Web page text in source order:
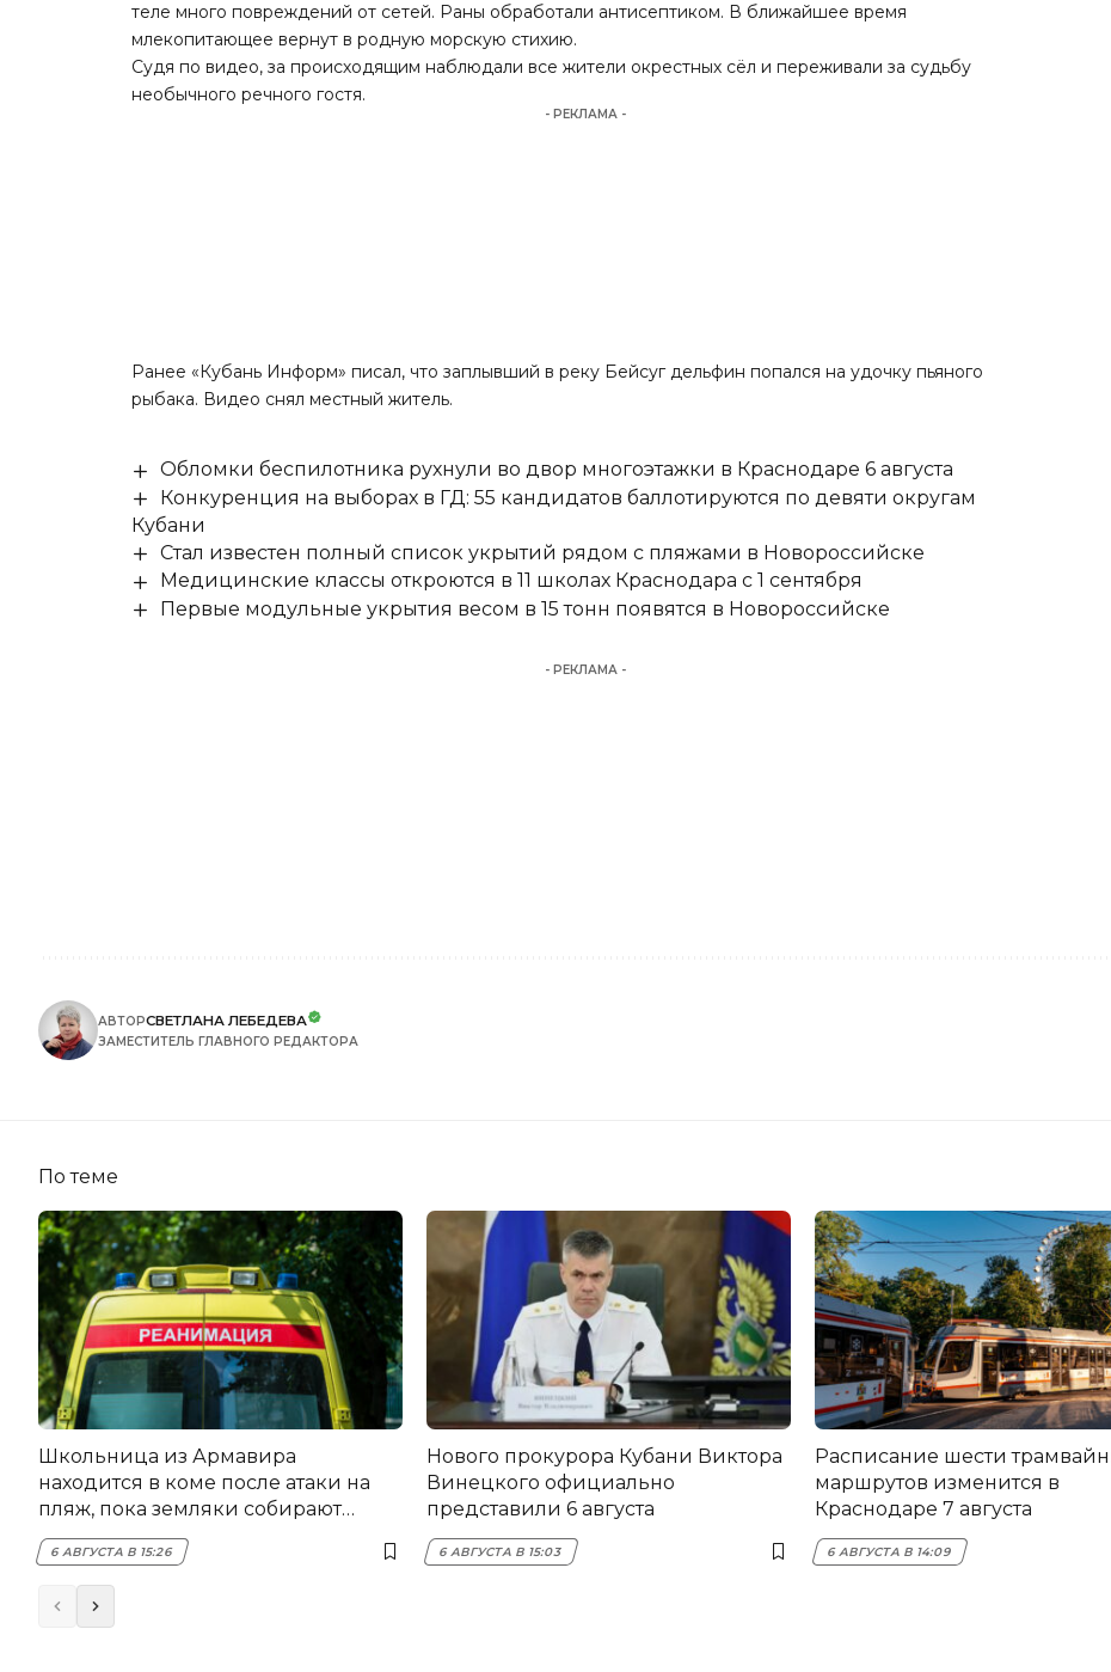
теле много повреждений от сетей. Раны обработали антисептиком. В ближайшее время
млекопитающее вернут в родную морскую стихию.
Судя по видео, за происходящим наблюдали все жители окрестных сёл и переживали за судьбу
необычного речного гостя.
- РЕКЛАМА -
Ранее «Кубань Информ» писал, что заплывший в реку Бейсуг дельфин попался на удочку пьяного
рыбака. Видео снял местный житель.
Обломки беспилотника рухнули во двор многоэтажки в Краснодаре 6 августа
Конкуренция на выборах в ГД: 55 кандидатов баллотируются по девяти округам
Кубани
Стал известен полный список укрытий рядом с пляжами в Новороссийске
Медицинские классы откроются в 11 школах Краснодара с 1 сентября
Первые модульные укрытия весом в 15 тонн появятся в Новороссийске
- РЕКЛАМА -
АВТОРСВЕТЛАНА ЛЕБЕДЕВА
ЗАМЕСТИТЕЛЬ ГЛАВНОГО РЕДАКТОРА
По теме
Школьница из Армавира
находится в коме после атаки на
пляж, пока земляки собирают
помощь
6 АВГУСТА В 15:26
Нового прокурора Кубани Виктора
Винецкого официально
представили 6 августа
6 АВГУСТА В 15:03
Расписание шести
маршрутов изменится в
Краснодаре 7 августа
6 АВГУСТА В 14:09